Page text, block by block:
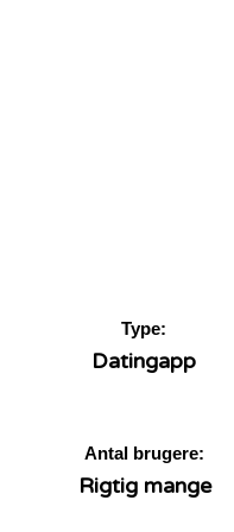
Type:
Datingapp
Antal brugere:
Rigtig mange